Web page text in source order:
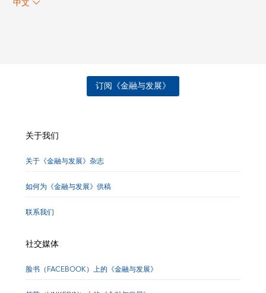
订阅《金融与发展》
关于我们
关于《金融与发展》杂志
如何为《金融与发展》供稿
联系我们
社交媒体
脸书（FACEBOOK）上的《金融与发展》